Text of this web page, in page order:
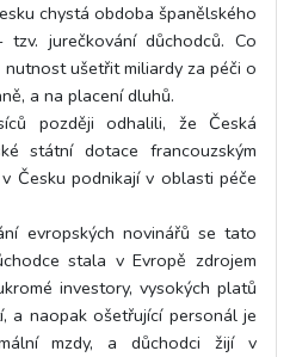
chystá obdoba španělského
tzv. jurečkování důchodců. Co
ušetřit miliardy za péči o
a na placení dluhů.
později odhalili, že Česká
státní dotace francouzským
Česku podnikají v oblasti péče
evropských novinářů se tato
stala v Evropě zdrojem
investory, vysokých platů
a naopak ošetřující personál je
mzdy, a důchodci žijí v